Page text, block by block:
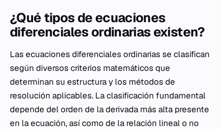
¿Qué tipos de ecuaciones
diferenciales ordinarias existen?
Las ecuaciones diferenciales ordinarias se clasifican
según diversos criterios matemáticos que
determinan su estructura y los métodos de
resolución aplicables. La clasificación fundamental
depende del orden de la derivada más alta presente
en la ecuación, así como de la relación lineal o no